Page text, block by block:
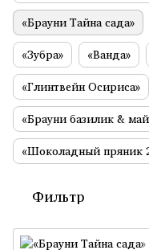
«Брауни Тайна сада»
«Зубра»
«Ванда»
«Глинтвейн Осириса»
«Брауни базилик &
«Шоколадный пряник
Фильтр